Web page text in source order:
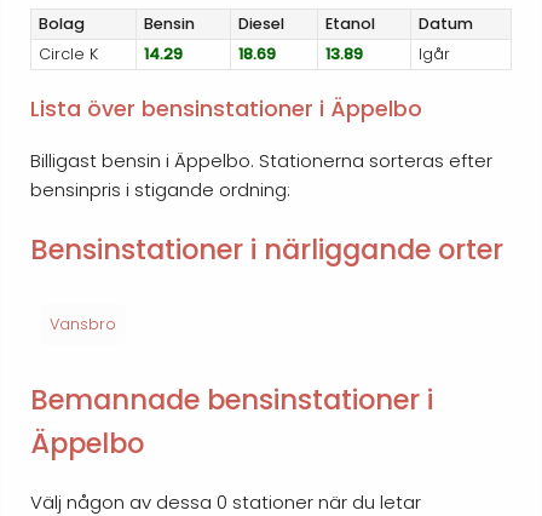
Bolag Bensin Diesel Etanol
Datum
Circle K
14.29 18.69 13.89 Igår
Lista över bensinstationer i Äppelbo
Billigast bensin i Äppelbo. Stationerna sorteras efter
bensinpris i stigande ordning:
Bensinstationer i närliggande orter
Vansbro
Bemannade bensinstationer i
Äppelbo
Välj någon av dessa 0 stationer när du letar